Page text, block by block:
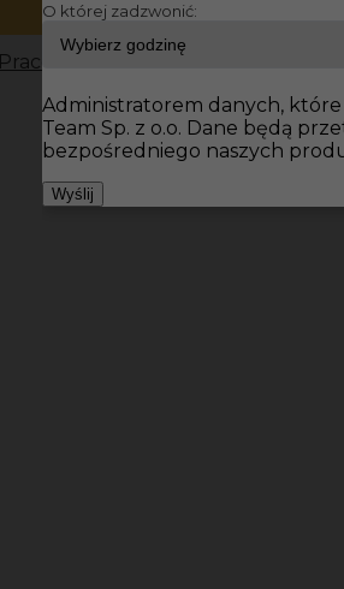
Prace budowlane Niemcy
O której zadzwonić:
Administratorem danych,
Team Sp. z o.o. Dane będą
bezpośredniego naszych
Wyślij